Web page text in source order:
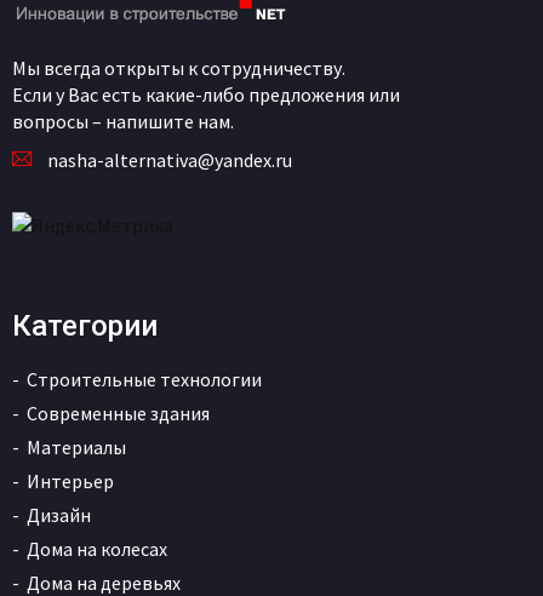
Мы всегда открыты к сотрудничеству.
Если у Вас есть какие-либо предложения или
вопросы – напишите нам.
nasha-alternativa@yandex.ru
Категории
Строительные технологии
Современные здания
Материалы
Интерьер
Дизайн
Дома на колесах
Дома на деревьях